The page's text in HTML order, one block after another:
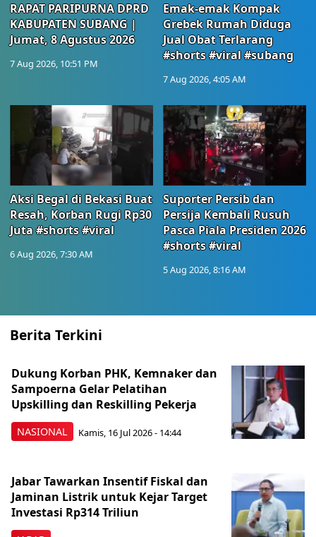
RAPAT PARIPURNA DPRD
KABUPATEN SUBANG |
Jumat, 8 Agustus 2026
7 Aug 2026, 10:51 PM
Emak-emak Kompak
Grebek Rumah Diduga
Jual Obat Terlarang
#shorts #viral #subang
7 Aug 2026, 4:05 AM
Aksi Begal di Bekasi Buat
Resah, Korban Rugi Rp30
Juta #shorts #viral
6 Aug 2026, 7:30 AM
Suporter Persib dan
Persija Kembali Rusuh
Pasca Piala Presiden 2026
#shorts #viral
5 Aug 2026, 8:16 AM
Berita Terkini
NASIONAL
Dukung Korban PHK, Kemnaker dan
Sampoerna Gelar Pelatihan
Upskilling dan Reskilling Pekerja
Kamis, 16 Jul 2026 - 14:44
Jabar Tawarkan Insentif Fiskal dan
Jaminan Listrik untuk Kejar Target
Investasi Rp314 Triliun